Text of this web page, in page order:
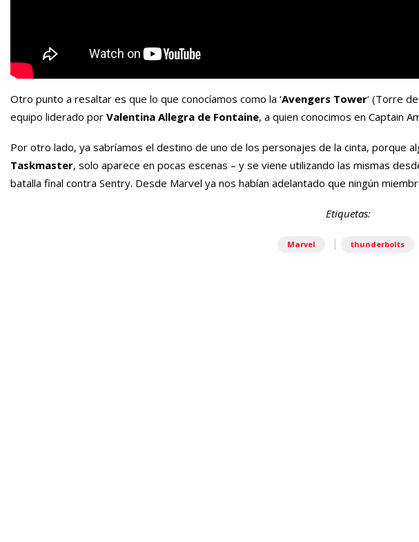
Otro punto a resaltar es que lo que conocíamos como la ‘Avengers Tower‘ (Torre
equipo liderado por Valentina Allegra de Fontaine, a quien conocimos en Captain
Por otro lado, ya sabríamos el destino de uno de los personajes de la cinta, porque
Taskmaster, solo aparece en pocas escenas – y se viene utilizando las mismas
batalla final contra Sentry. Desde Marvel ya nos habían adelantado que ningún
Etiquetas:
Marvel | thunderbolts